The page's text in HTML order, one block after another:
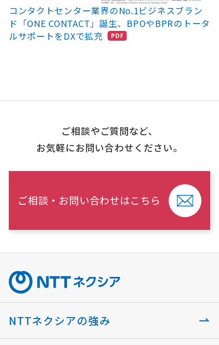
コンタクトセンター業界のNo.1ビジネスブラン
ド「ONE CONTACT」誕生、BPOやBPRのトータ
ルサポートをDXで拡充
ご相談やご質問など、
お気軽にお問い合わせください。
ご相談・お問い合わせはこちら
NTTネクシアの強み